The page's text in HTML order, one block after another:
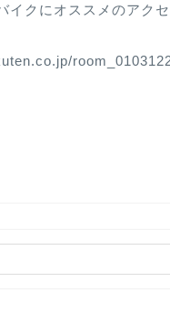
イクにオススメのアク